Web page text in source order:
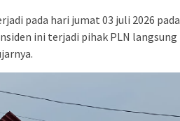
pada hari jumat 03 juli 2026 pada
ini terjadi pihak PLN langsung